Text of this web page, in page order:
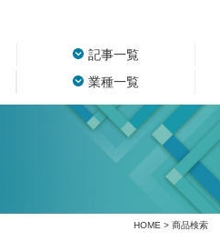
記事一覧
業種一覧
HOME > 商品検索